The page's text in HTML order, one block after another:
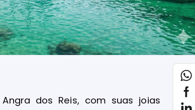
dos Reis, com suas joias